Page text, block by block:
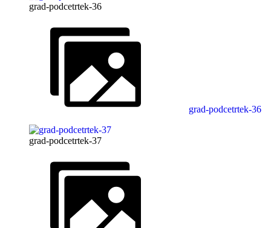
grad-podcetrtek-36
grad-podcetrtek-36
grad-podcetrtek-37